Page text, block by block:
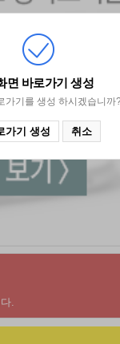
.
면 바로가기 생성
가기를 생성 하시겠습니까
가기 생성 취소